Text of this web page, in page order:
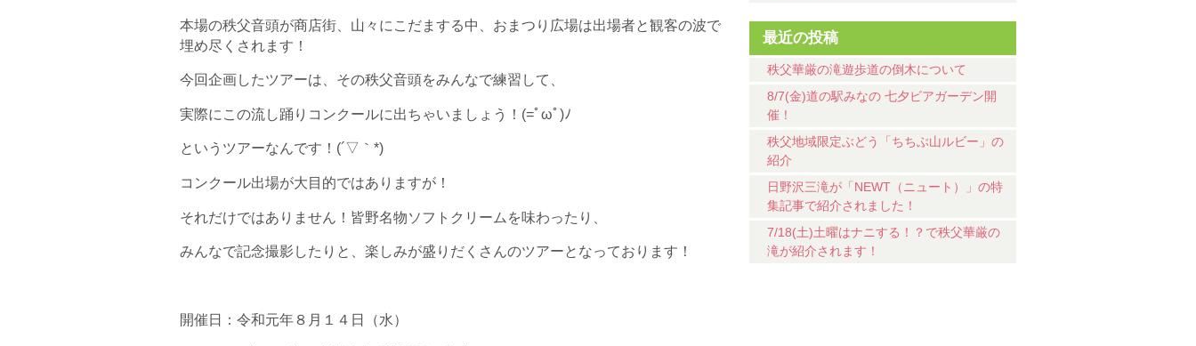
最近の投稿
秩父華厳の滝遊歩道の倒木について
8/7(金)道の駅みなの 七夕ビアガーデン開
催！
秩父地域限定ぶどう「ちちぶ山ルビー」の
紹介
日野沢三滝が「NEWT（ニュート）」の特
集記事で紹介されました！
7/18(土)土曜はナニする！？で秩父華厳の
滝が紹介されます！
本場の秩父音頭が商店街、山々にこだまする中、おまつり広場は出場者と観客の波で
埋め尽くされます！
今回企画したツアーは、その秩父音頭をみんなで練習して、
実際にこの流し踊りコンクールに出ちゃいましょう！(=ﾟωﾟ)ﾉ
というツアーなんです！(´▽｀*)
コンクール出場が大目的ではありますが！
それだけではありません！皆野名物ソフトクリームを味わったり、
みんなで記念撮影したりと、楽しみが盛りだくさんのツアーとなっております！
開催日：令和元年８月１４日（水）